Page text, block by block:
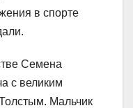
в спорте
Семена
с великим
Мальчик